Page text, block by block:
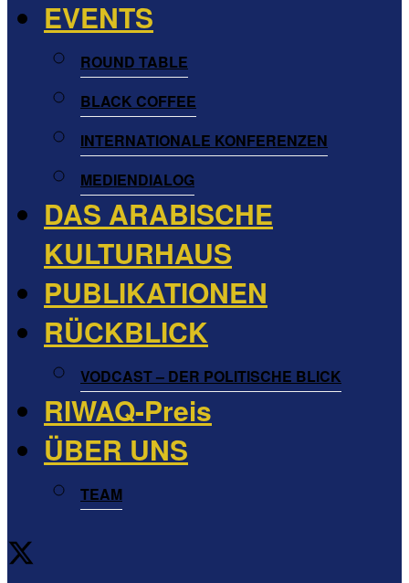
EVENTS
ROUND TABLE
BLACK COFFEE
INTERNATIONALE KONFERENZEN
MEDIENDIALOG
DAS ARABISCHE
KULTURHAUS
PUBLIKATIONEN
RÜCKBLICK
VODCAST – DER POLITISCHE BLICK
RIWAQ-Preis
ÜBER UNS
TEAM